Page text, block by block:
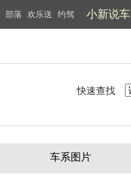
部落 欢乐送 约驾 小新说车
快速查找
车系图片